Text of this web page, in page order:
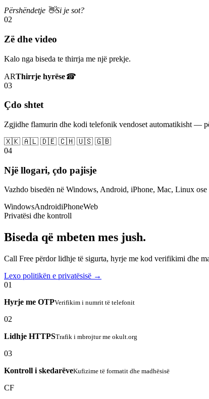
Përshëndetje 👋Si je sot?
02
Zë dhe video
Kalo nga biseda te thirrja me një prekje.
ARThirrje hyrëse☎
03
Çdo shtet
Zgjidhe flamurin dhe kodi telefonik vendoset automatikisht —
🇽🇰 🇦🇱 🇩🇪 🇨🇭 🇺🇸 🇬🇧
04
Një llogari, çdo pajisje
Vazhdo bisedën në Windows, Android, iPhone, Mac, Linux ose
WindowsAndroidiPhoneWeb
Privatësi dhe kontroll
Biseda që mbeten mes jush.
Call Free përdor lidhje të sigurta, hyrje me kod verifikimi dhe
Lexo politikën e privatësisë →
01
Hyrje me OTPVerifikim i numrit të telefonit
02
Lidhje HTTPSTrafik i mbrojtur me okult.org
03
Kontroll i skedarëveKufizime të formatit dhe madhësisë
CF